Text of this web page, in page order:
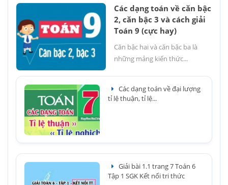
Các dạng toán về căn bậc
2, căn bậc 3 và cách giải
Toán 9 (cực hay)
Căn bậc hai và căn bậc ba là
những mảng kiến thức...
Các dạng toán về đại lượng
tỉ lệ thuận, tỉ lệ...
Giải bài 1.1 trang 7 Toán 6
Tập 1 SGK Kết nối tri thức